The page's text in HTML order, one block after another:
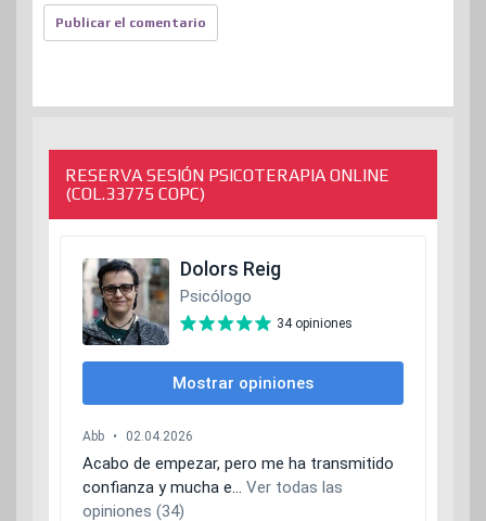
RESERVA SESIÓN PSICOTERAPIA ONLINE
(COL.33775 COPC)